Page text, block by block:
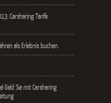
Carsharing Tarife
als Erlebnis buchen.
Geld Sie mit Carsharing